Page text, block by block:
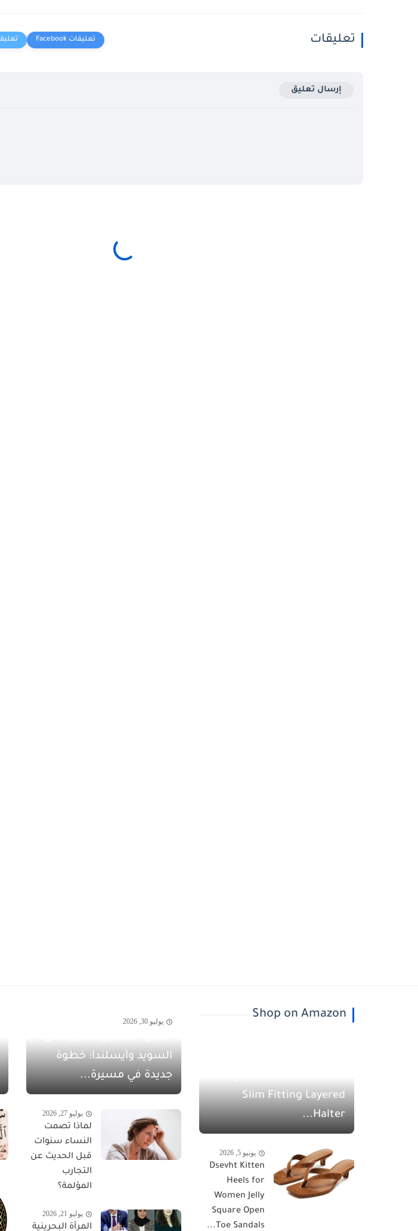
تعليقات
إرسال تعليق
Shop on Amazon
Slim Fitting Layered
Halter...
يونيو 5, 2026
Dsevht Kitten
Heels for
Women Jelly
Square Open
Toe Sandals...
يوليو 30, 2026
السويد وآيسلندا: خطوة
جديدة في مسيرة...
يوليو 27, 2026
لماذا تصمت
النساء سنوات
قبل الحديث عن
التجارب
المؤلمة؟
يوليو 21, 2026
المرأة البحرينية